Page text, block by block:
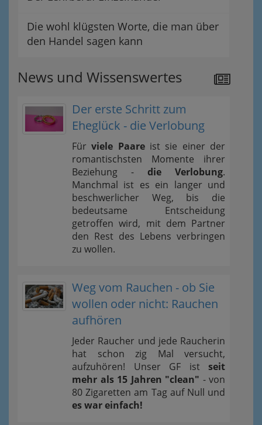
Die wohl klügsten Worte, die man über
den Handel sagen kann
News und Wissenswertes
Der erste Schritt zum
Eheglück - die Verlobung
Fürviele Paareist sie einer der
romantischsten Momente ihrer
Beziehung - die Verlobung.
Manchmal ist es ein langer und
beschwerlicher Weg, bis die
bedeutsame Entscheidung
getroffen wird, mit dem Partner
den Rest des Lebens verbringen
zu wollen.
Weg vom Rauchen - ob Sie
wollen oder nicht: Rauchen
aufhören
Jeder Raucher und jede Raucherin
hat schon zig Mal versucht,
aufzuhören! Unser GF ist seit
mehr als 15 Jahren "clean" - von
80 Zigaretten am Tag auf Null und
es war einfach!